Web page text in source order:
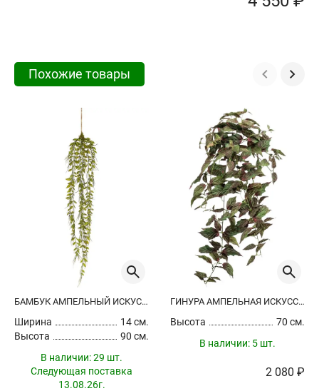
Похожие товары
БАМБУК АМПЕЛЬНЫЙ ИСКУССТВЕННЫЙ
Ширина
14 см.
Высота
90 см.
В наличии:29 шт.
Следующая поставка
13.08.26г.
ГИНУРА АМПЕЛЬНАЯ ИСКУССТВЕННАЯ
Высота
70 см.
В наличии: 5 шт.
2 080 ₽